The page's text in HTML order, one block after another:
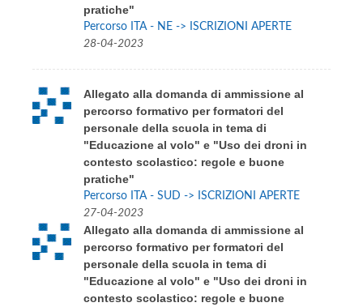
pratiche"
Percorso ITA - NE -> ISCRIZIONI APERTE
28-04-2023
Allegato alla domanda di ammissione al
percorso formativo per formatori del
personale della scuola in tema di
"Educazione al volo" e "Uso dei droni in
contesto scolastico: regole e buone
pratiche"
Percorso ITA - SUD -> ISCRIZIONI APERTE
27-04-2023
Allegato alla domanda di ammissione al
percorso formativo per formatori del
personale della scuola in tema di
"Educazione al volo" e "Uso dei droni in
contesto scolastico: regole e buone